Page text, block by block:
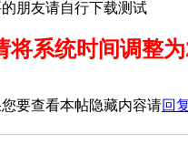
朋友请自行下载测试
系统时间调整为
要查看本帖隐藏内容请回复